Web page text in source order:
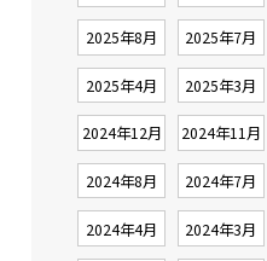
2025年8月 2025年7月
2025年4月 2025年3月
2024年12月 2024年11月
2024年8月 2024年7月
2024年4月 2024年3月